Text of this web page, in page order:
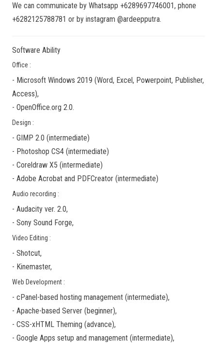
We can communicate by Whatsapp +6289697746001, phone
+6282125788781 or by instagram @ardeepputra.
Software Ability
Office :
- Microsoft Windows 2019 (Word, Excel, Powerpoint, Publisher,
Access),
- OpenOffice.org 2.0.
Design :
- GIMP 2.0 (intermediate)
- Photoshop CS4 (intermediate)
- Coreldraw X5 (intermediate)
- Adobe Acrobat and PDFCreator (intermediate)
Audio recording :
- Audacity ver. 2.0,
- Sony Sound Forge,
Video Editing :
- Shotcut,
- Kinemaster,
Web Development :
- cPanel-based hosting management (intermediate),
- Apache-based Server (beginner),
- CSS-xHTML Theming (advance),
- Google Apps setup and management (intermediate),